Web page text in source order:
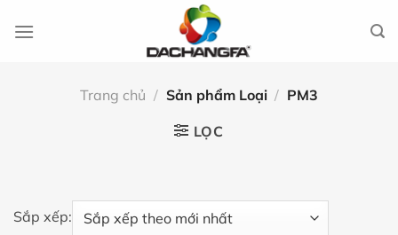
đến
Trang chủ / Sản phẩm Loại / PM3
LỌC
Sắp xếp: